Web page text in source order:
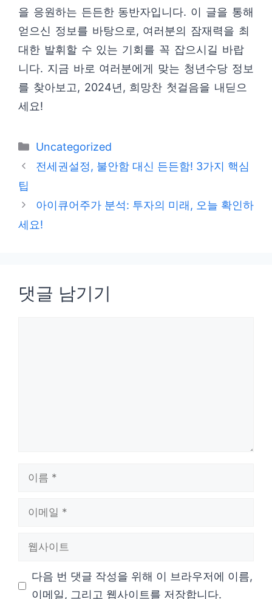
을 응원하는 든든한 동반자입니다. 이 글을 통해
얻으신 정보를 바탕으로, 여러분의 잠재력을 최
대한 발휘할 수 있는 기회를 꼭 잡으시길 바랍
니다. 지금 바로 여러분에게 맞는 청년수당 정보
를 찾아보고, 2024년, 희망찬 첫걸음을 내딛으
세요!
카
테
Uncategorized
전세권설정, 불안함 대신 든든함! 3가지 핵심
팁
아이큐어주가 분석: 투자의 미래, 오늘 확인하
세요!
댓글 남기기
다음 번 댓글 작성을 위해 이 브라우저에 이름,
이메일, 그리고 웹사이트를 저장합니다.